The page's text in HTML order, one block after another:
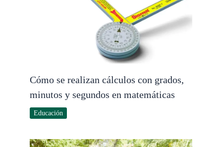
Cómo se realizan cálculos con grados,
minutos y segundos en matemáticas
Educación